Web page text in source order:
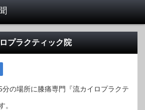
プラクティック院
の場所に膝痛専門『流カイロプラクテ
。